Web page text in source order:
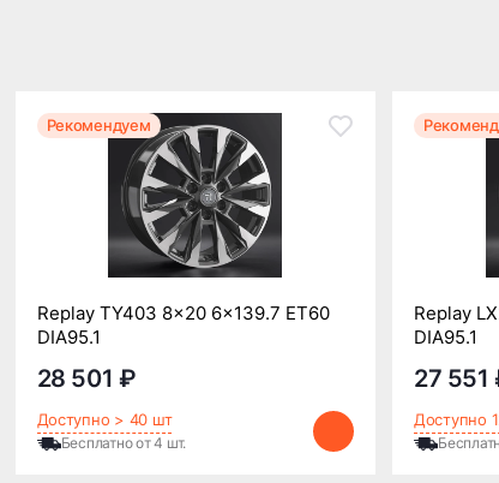
Рекомендуем
Replay TY403 8x20 6x139.7 ET60
DIA95.1
28 501 ₽
Доступно > 40 шт
Бесплатно от 4 шт.
Replay
DIA95.1
27 551
Доступно